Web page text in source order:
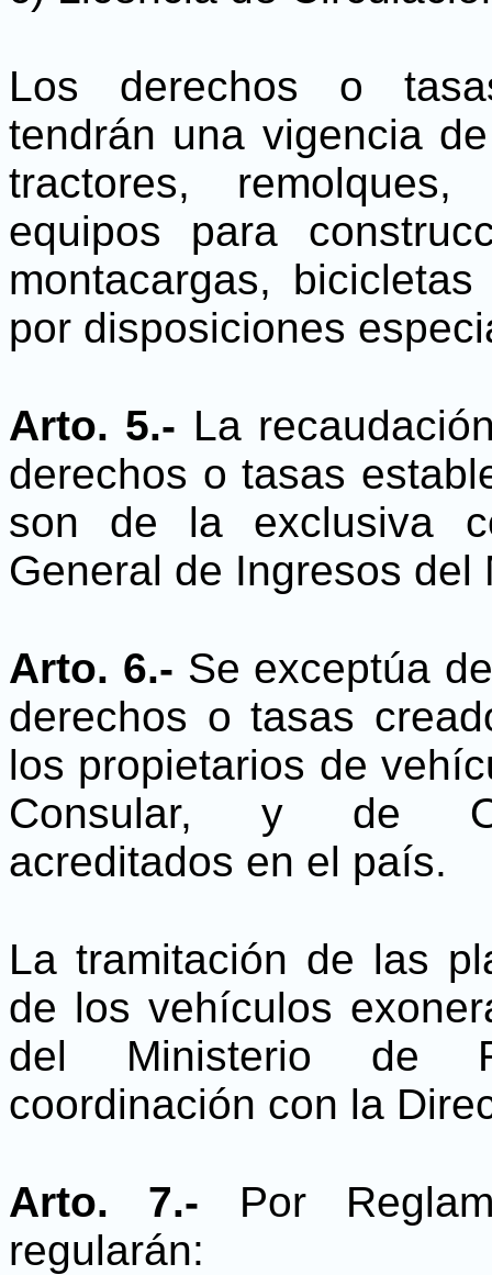
Los derechos o
tendrán una vigencia
tractores,
equipos para
montacargas,
por disposiciones
Arto. 5.- La
derechos o tasas
son de la exclusiva
General de Ingresos
Arto. 6.- Se exceptúa
derechos o tasas
los propietarios de
Consular, y de
acreditados en el país.
La tramitación de las
de los vehículos
del Ministerio de
coordinación con la
Arto. 7.- Por
regularán: